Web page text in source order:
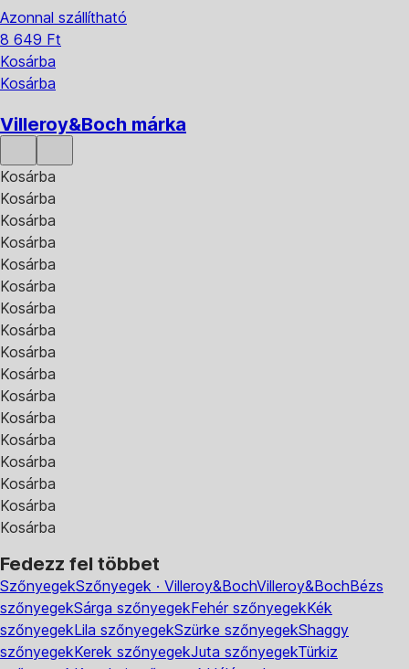
Azonnal szállítható
8 649 Ft
Kosárba
Kosárba
Villeroy&Boch márka
Kosárba
Kosárba
Kosárba
Kosárba
Kosárba
Kosárba
Kosárba
Kosárba
Kosárba
Kosárba
Kosárba
Kosárba
Kosárba
Kosárba
Kosárba
Kosárba
Kosárba
Fedezz fel többet
SzőnyegekSzőnyegek · Villeroy&BochVilleroy&BochBézs
szőnyegekSárga szőnyegekFehér szőnyegekKék
szőnyegekLila szőnyegekSzürke szőnyegekShaggy
szőnyegekKerek szőnyegekJuta szőnyegekTürkiz